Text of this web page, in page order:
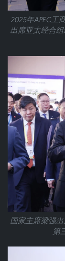
2025年APEC
出席亚太经合
国家主席梁强出
第